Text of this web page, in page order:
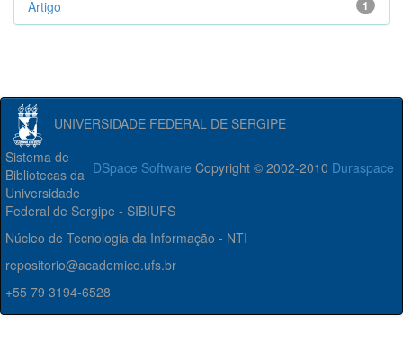
1
Artigo
UNIVERSIDADE FEDERAL DE SERGIPE
DSpace Software Copyright © 2002-2010 Duraspace
Sistema de
Bibliotecas da
Universidade
Federal de Sergipe - SIBIUFS
Núcleo de Tecnologia da Informação - NTI
repositorio@academico.ufs.br
+55 79 3194-6528